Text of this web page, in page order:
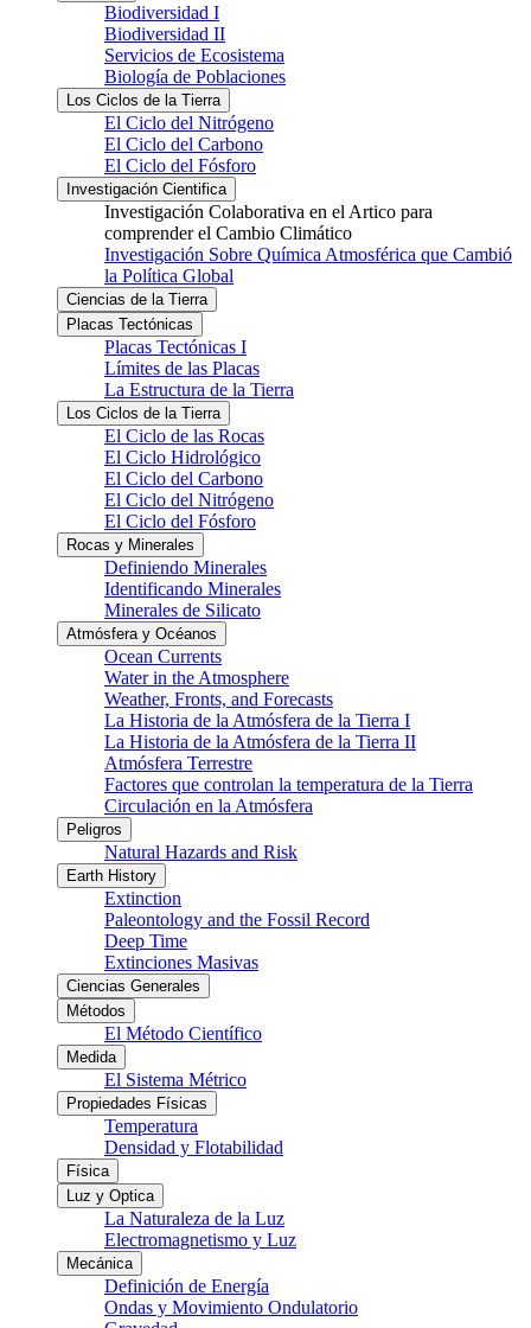
Biodiversidad I
Biodiversidad II
Servicios de Ecosistema
Biología de Poblaciones
Los Ciclos de la Tierra
El Ciclo del Nitrógeno
El Ciclo del Carbono
El Ciclo del Fósforo
Investigación Cientifica
Investigación Colaborativa en el Artico para
comprender el Cambio Climático
Investigación Sobre Química Atmosférica que Cambió
la Política Global
Ciencias de la Tierra
Placas Tectónicas
Placas Tectónicas I
Límites de las Placas
La Estructura de la Tierra
Los Ciclos de la Tierra
El Ciclo de las Rocas
El Ciclo Hidrológico
El Ciclo del Carbono
El Ciclo del Nitrógeno
El Ciclo del Fósforo
Rocas y Minerales
Definiendo Minerales
Identificando Minerales
Minerales de Silicato
Atmósfera y Océanos
Ocean Currents
Water in the Atmosphere
Weather, Fronts, and Forecasts
La Historia de la Atmósfera de la Tierra I
La Historia de la Atmósfera de la Tierra II
Atmósfera Terrestre
Factores que controlan la temperatura de la Tierra
Circulación en la Atmósfera
Peligros
Natural Hazards and Risk
Earth History
Extinction
Paleontology and the Fossil Record
Deep Time
Extinciones Masivas
Ciencias Generales
Métodos
El Método Científico
Medida
El Sistema Métrico
Propiedades Físicas
Temperatura
Densidad y Flotabilidad
Física
Luz y Optica
La Naturaleza de la Luz
Electromagnetismo y Luz
Mecánica
Definición de Energía
Ondas y Movimiento Ondulatorio